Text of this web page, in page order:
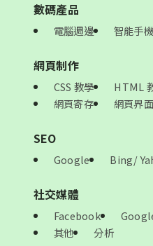
數碼產品
電腦週邊 智能手機
網頁制作
CSS 教學 HTML
網頁寄存
網頁界
SEO
Google Bing/
社交媒體
Facebook
其他
分析